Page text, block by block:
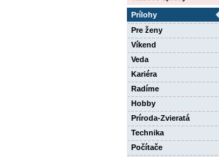
Prílohy
Pre ženy
Víkend
Veda
Kariéra
Radíme
Hobby
Príroda-Zvieratá
Technika
Počítače